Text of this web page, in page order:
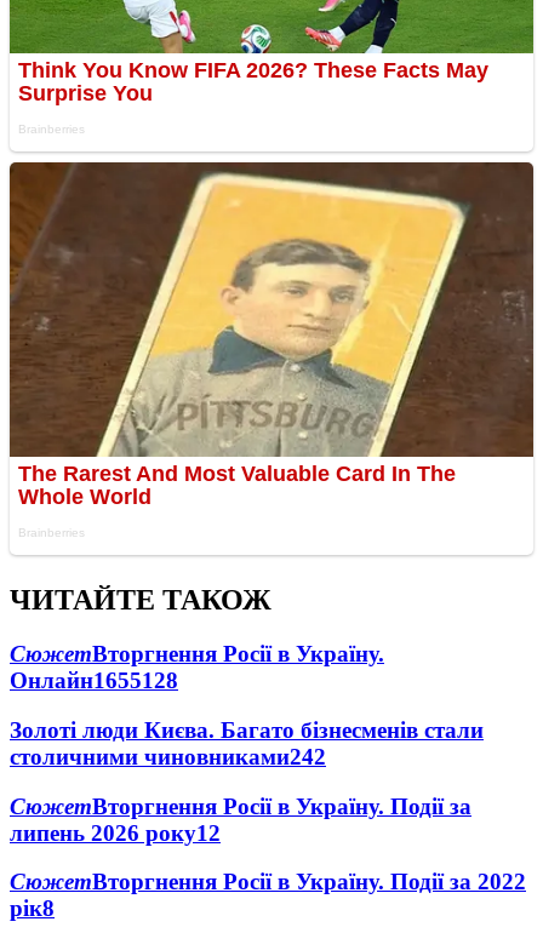
ЧИТАЙТЕ ТАКОЖ
СюжетВторгнення Росії в Україну.
Онлайн1655128
Золоті люди Києва. Багато бізнесменів стали
столичними чиновниками242
СюжетВторгнення Росії в Україну. Події за
липень 2026 року12
СюжетВторгнення Росії в Україну. Події за 2022
рік8